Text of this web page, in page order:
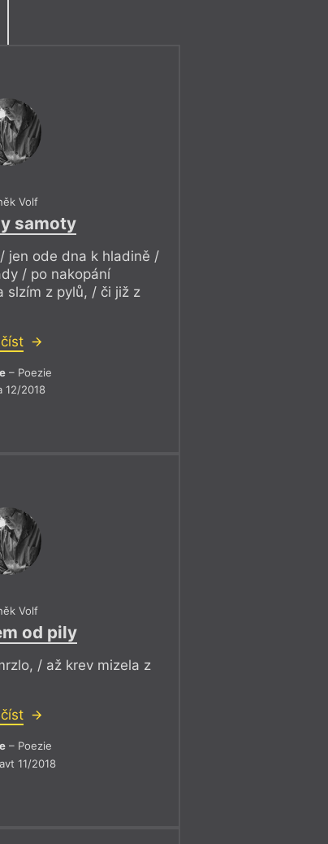
Volf
samoty
jen ode dna k hladině /
/ po nakopání
slzím z pylů, / či již z
– Poezie
12/2018
Volf
od pily
/ až krev mizela z
– Poezie
11/2018